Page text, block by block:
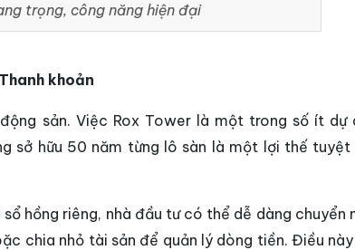
trọng, công năng hiện đại
khoản
sản. Việc Rox Tower là một trong số ít dự
sở hữu 50 năm từng lô sàn là một lợi thế
hồng riêng, nhà đầu tư có thể dễ dàng chuyển
chia nhỏ tài sản để quản lý dòng tiền. Điều